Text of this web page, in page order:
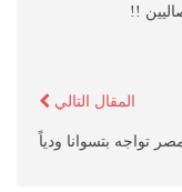
!!
المقال التالي
تواجه بتسوانا ودياً